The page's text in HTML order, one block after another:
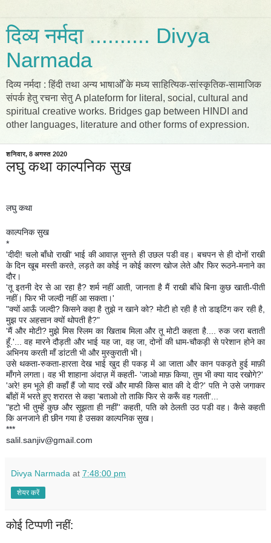
दिव्य नर्मदा .......... Divya
Narmada
दिव्य नर्मदा : हिंदी तथा अन्य भाषाओँ के मध्य साहित्यिक-सांस्कृतिक-सामाजिक
संपर्क हेतु रचना सेतु A plateform for literal, social, cultural and
spiritual creative works. Bridges gap between HINDI and
other languages, literature and other forms of expression.
शनिवार, 8 अगस्त 2020
लघु कथा काल्पनिक सुख
लघु कथा
काल्पनिक सुख
*
'दीदी! चलो बाँधो राखी' भाई की आवाज़ सुनते ही उछल पडी वह। बचपन से ही दोनों राखी
के दिन खूब मस्ती करते, लड़ते का कोई न कोई कारण खोज लेते और फिर रूठने-मनाने का
दौर।
'तू इतनी देर से आ रहा है? शर्म नहीं आती, जानता है मैं राखी बाँधे बिना कुछ खाती-पीती
नहीं। फिर भी जल्दी नहीं आ सकता।'
"क्यों आऊँ जल्दी? किसने कहा है तुझे न खाने को? मोटी हो रही है तो डाइटिंग कर रही है,
मुझ पर अहसान क्यों थोपती है?"
'मैं और मोटी? मुझे मिस स्लिम का खिताब मिला और तू मोटी कहता है.... रुक जरा बताती
हूँ.'... वह मारने दौड़ती और भाई यह जा, वह जा, दोनों की धाम-चौकड़ी से परेशान होने का
अभिनय करती माँ डांटती भी और मुस्कुराती भी।
उसे थकता-रुकता-हारता देख भाई खुद ही पकड़ में आ जाता और कान पकड़ते हुई माफ़ी
माँगने लगता। वह भी शाहाना अंदाज़ में कहती- 'जाओ माफ़ किया, तुम भी क्या याद रखोगे?'
'अरे! हम भूले ही कहाँ हैं जो याद रखें और माफी किस बात की दे दी?' पति ने उसे जगाकर
बाँहों में भरते हुए शरारत से कहा 'बताओ तो ताकि फिर से करूँ वह गलती'...
"हटो भी तुम्हें कुछ और सूझता ही नहीं'' कहती, पति को ठेलती उठ पडी वह। कैसे कहती
कि अनजाने ही छीन गया है उसका काल्पनिक सुख।
***
salil.sanjiv@gmail.com
Divya Narmada at 7:48:00 pm
शेयर करें
कोई टिप्पणी नहीं: